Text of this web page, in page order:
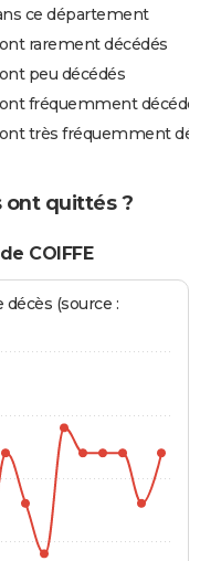
ce département
rarement décédés
peu décédés
fréquemment
très fréquemment
ont quittés ?
COIFFE
(source :